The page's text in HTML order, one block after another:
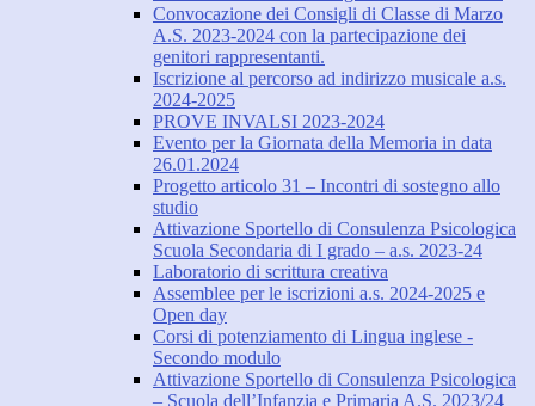
Convocazione dei Consigli di Classe di Marzo
A.S. 2023-2024 con la partecipazione dei
genitori rappresentanti.
Iscrizione al percorso ad indirizzo musicale a.s.
2024-2025
PROVE INVALSI 2023-2024
Evento per la Giornata della Memoria in data
26.01.2024
Progetto articolo 31 – Incontri di sostegno allo
studio
Attivazione Sportello di Consulenza Psicologica
Scuola Secondaria di I grado – a.s. 2023-24
Laboratorio di scrittura creativa
Assemblee per le iscrizioni a.s. 2024-2025 e
Open day
Corsi di potenziamento di Lingua inglese -
Secondo modulo
Attivazione Sportello di Consulenza Psicologica
– Scuola dell’Infanzia e Primaria A.S. 2023/24